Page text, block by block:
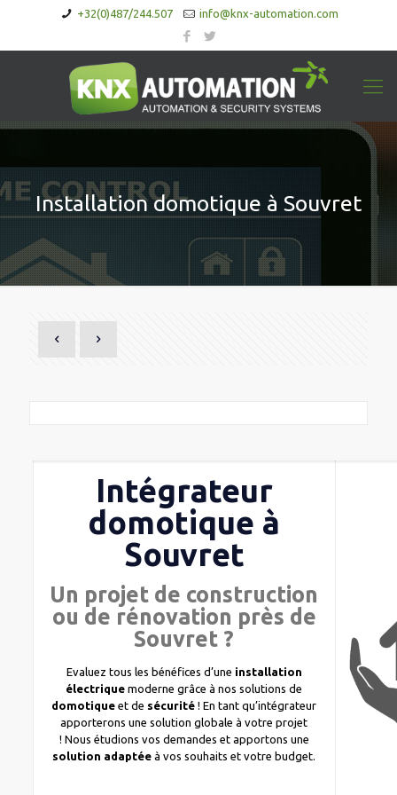
+32(0)487/244.507 info@knx-automation.com
Installation domotique à Souvret
Intégrateur
domotique à
Souvret
Un projet de construction
ou de rénovation près de
Souvret ?
Evaluez tous les bénéfices d’une installation
électrique moderne grâce à nos solutions de
domotique et de sécurité ! En tant qu’intégrateur
apporterons une solution globale à votre projet
! Nous étudions vos demandes et apportons une
solution adaptéeà vos souhaits et votre budget.